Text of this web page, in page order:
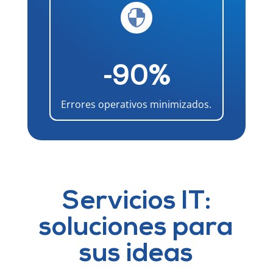

-90%
Errores operativos minimizados.
Servicios IT:
soluciones para
sus ideas